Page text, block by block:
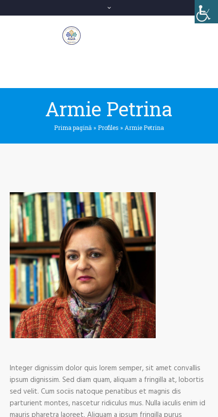
Armie Petrina
Prima pagină »Profiles » Armie Petrina
Integer dignissim dolor quis lorem semper, sit amet convallis
ipsum dignissim. Sed diam quam, aliquam a fringilla at, lobortis
sed velit. Cum sociis natoque penatibus et magnis dis
parturient montes, nascetur ridiculus mus. Nulla iaculis enim id